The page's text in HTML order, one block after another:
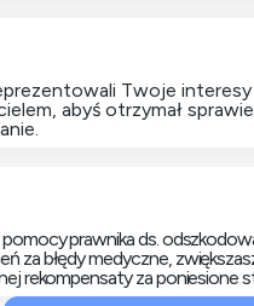
Twoje
abyś otrzymał
prawnika ds.
za błędy medyczne,
rekompensaty za poniesione